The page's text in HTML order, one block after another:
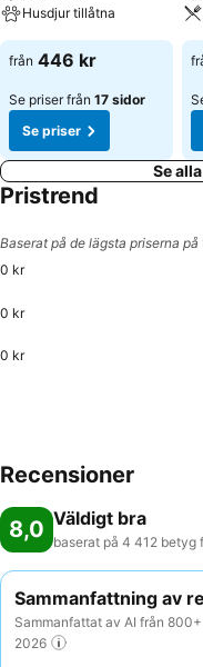
Husdjur tillåtna
från 446 kr
Se priser från 17 sidor
Se priser
Se
Pristrend
Baserat på de lägsta priserna
0 kr
0 kr
0 kr
Recensioner
8,0 Väldigt bra
baserat på 4 412 betyg
Sammanfattning av
Sammanfattat av AI från
2026